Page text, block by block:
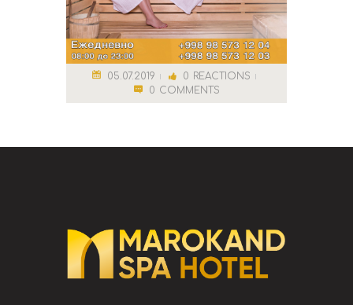
05.07.2019 0 REACTIONS
0 COMMENTS